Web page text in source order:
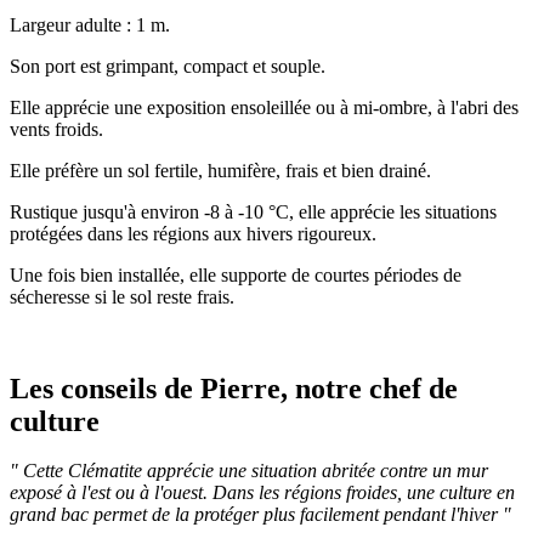
Largeur adulte : 1 m.
Son port est grimpant, compact et souple.
Elle apprécie une exposition ensoleillée ou à mi-ombre, à l'abri des
vents froids.
Elle préfère un sol fertile, humifère, frais et bien drainé.
Rustique jusqu'à environ -8 à -10 °C, elle apprécie les situations
protégées dans les régions aux hivers rigoureux.
Une fois bien installée, elle supporte de courtes périodes de
sécheresse si le sol reste frais.
Les conseils de Pierre, notre chef de
culture
" Cette Clématite apprécie une situation abritée contre un mur
exposé à l'est ou à l'ouest. Dans les régions froides, une culture en
grand bac permet de la protéger plus facilement pendant l'hiver "